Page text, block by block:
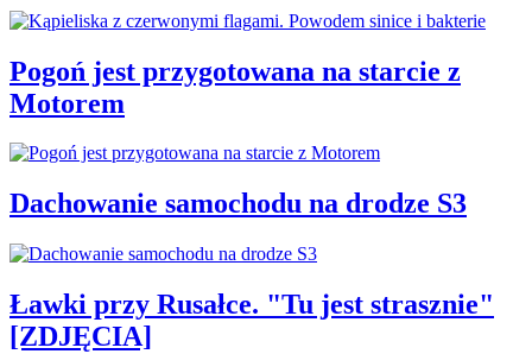
Pogoń jest przygotowana na starcie z
Motorem
Dachowanie samochodu na drodze S3
Ławki przy Rusałce. "Tu jest strasznie"
[ZDJĘCIA]